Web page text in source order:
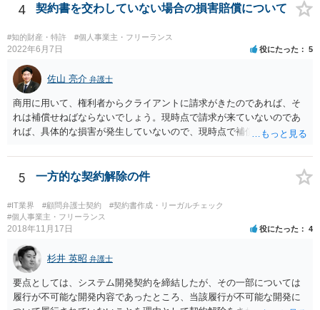
4 契約書を交わしていない場合の損害賠償について
#知的財産・特許 #個人事業主・フリーランス
2022年6月7日 役にたった 5
佐山 亮介 弁護士
商用に用いて、権利者からクライアントに請求がきたのであれば、そ
れは補償せねばならないでしょう。現時点で請求が来ていないのであ
れば、具体的な損害が発生していないので、現時点で補償の必要はあ
補償し、その補償分を損害として外注先に賠償請求することになるで
しょう。
5 一方的な契約解除の件
#IT業界 #顧問弁護士契約
#契約書作成・リーガルチェック
#個人事業主・フリーランス
2018年11月17日 役にたった 4
杉井 英昭 弁護士
要点としては、システム開発契約を締結したが、その一部については
履行が不可能な開発内容であったところ、当該履行が不可能な開発に